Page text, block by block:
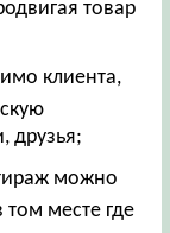
товар
клиента,
друзья;
можно
месте где